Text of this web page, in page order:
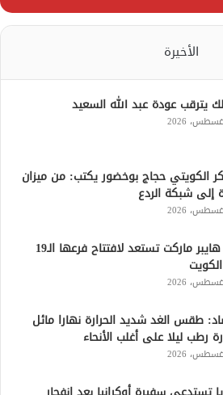
الأخيرة
يترقب عودة عبد الله السعيد
الكويتي حجاج بوخضور يكتب: من ميزان
إلى شبكة الردع
لولو هايبر ماركت تستعد لافتتاح فرعها الـ19
طقس الغد شديد الحرارة نهارا مائل
رطب ليلا على أغلب الأنحاء